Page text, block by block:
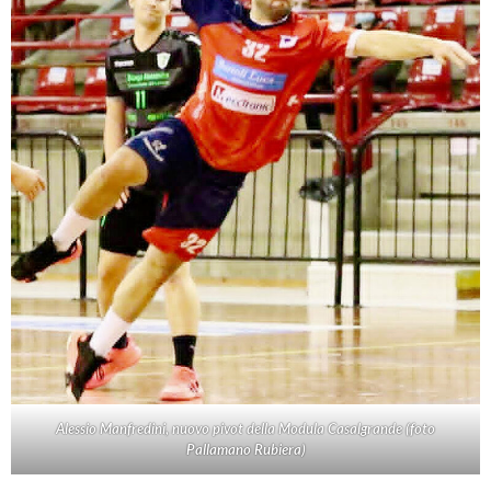
Alessio Manfredini, nuovo pivot della Modula Casalgrande (foto
Pallamano Rubiera)